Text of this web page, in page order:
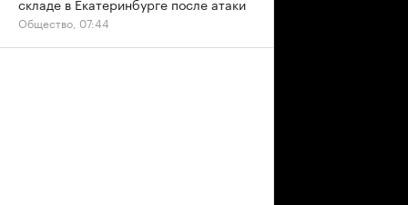
Общество, 07:44